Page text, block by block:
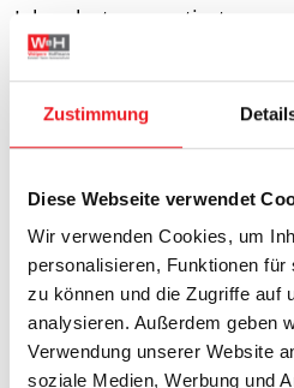
Zustimmung
Diese Webseite verwendet
Wir verwenden Cookies, um
personalisieren, Funktionen
zu können und die Zugriffe auf
analysieren. Außerdem geben
Verwendung unserer Website
soziale Medien, Werbung und
Jahrzehnte garantiert.